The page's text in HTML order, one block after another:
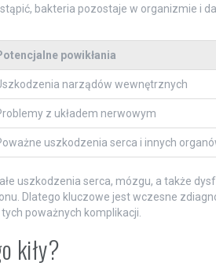
bakteria pozostaje w organizmie i
powikłania
narządów wewnętrznych
z układem nerwowym
uszkodzenia serca i innych
uszkodzenia serca, mózgu, a także
Dlatego kluczowe jest wczesne
poważnych komplikacji.
kiły?